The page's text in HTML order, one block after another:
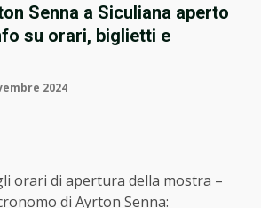
Senna a Siculiana aperto
su orari, biglietti e
2024
orari di apertura della mostra –
di Ayrton Senna: